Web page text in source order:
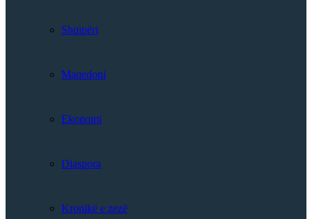
Shqipëri
Maqedoni
Ekonomi
Diaspora
Kronikë e zezë